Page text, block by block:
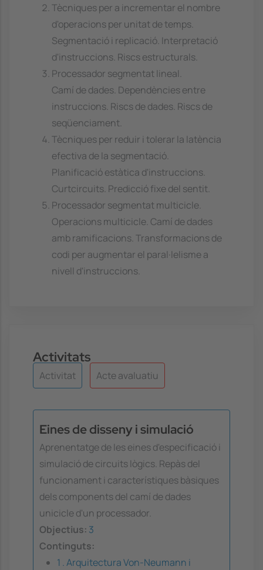
Tècniques per a incrementar el nombre
d'operacions per unitat de temps.
Segmentació i replicació. Interpretació
d'instruccions. Riscs estructurals.
Processador segmentat lineal.
Camí de dades. Dependències entre
instruccions. Riscs de dades. Riscs de
seqüenciament.
Tècniques per reduir i tolerar la latència
efectiva de la segmentació.
Planificació estàtica d'instruccions.
Curtcircuits. Predicció fixe del sentit.
Processador segmentat multicicle.
Operacions multicicle. Camí de dades
amb ramificacions. Transformacions de
codi per augmentar el paral·lelisme a
nivell d'instruccions.
Activitats
Activitat Acte avaluatiu
Eines de disseny i simulació
Aprenentatge de les eines d'especificació i
simulació de circuits lògics. Repàs del
funcionament i característiques bàsiques
dels components del camí de dades
unicicle d'un processador.
Objectius: 3
Continguts:
1 . Arquitectura Von-Neumann i